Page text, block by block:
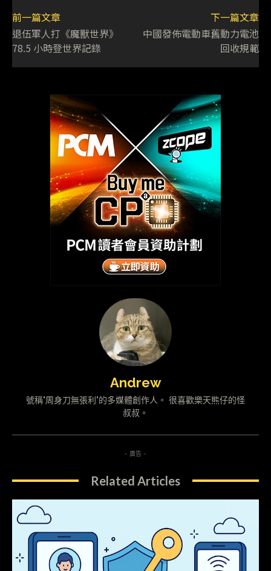
前一篇文章
退伍軍人打《魔獸世界》
78.5 小時登世界記錄
下一篇文章
中國發佈電動車舊動力電池
回收規範
Andrew
號稱"周身刀無張利"的多媒體創作人。 很喜歡樂天熊仔的怪
叔叔。
- 廣告 -
Related Articles